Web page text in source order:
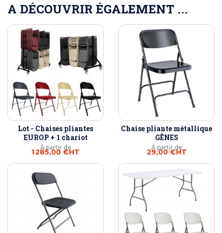
A DÉCOUVRIR ÉGALEMENT ...
Lot - Chaises pliantes
EUROP + 1 chariot
À partir de
1 285,00 €HT
Chaise pliante métallique
GÊNES
À partir de
29,00 €HT